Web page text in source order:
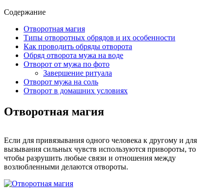
Содержание
Отворотная магия
Типы отворотных обрядов и их особенности
Как проводить обряды отворота
Обряд отворота мужа на воде
Отворот от мужа по фото
Завершение ритуала
Отворот мужа на соль
Отворот в домашних условиях
Отворотная магия
Если для привязывания одного человека к другому и для
вызывания сильных чувств используются привороты, то
чтобы разрушить любые связи и отношения между
возлюбленными делаются отвороты.